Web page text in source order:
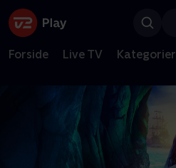
Forside Live TV Kategorier